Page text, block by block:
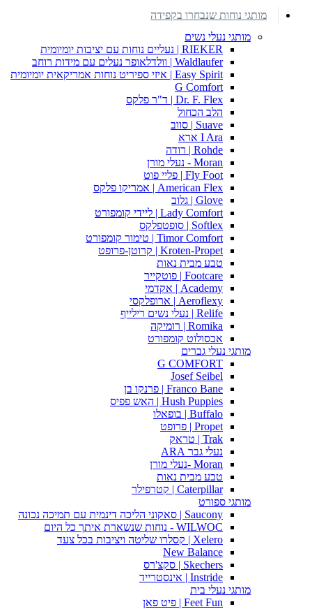
מותגי נוחות שנבחרו בקפידה
מותגי נעלי נשים
RIEKER | נעליים נוחות עם יציבות יומיומית
Waldlaufer | וולדלאופר נעלים עם מידות רוחב
Easy Spirit | איזי ספיריט נוחות אמריקאית יומיומית
G Comfort
Dr. F. Flex | ד"ר פלקס
הלב הכחול
Suave | סווב
I Ara ארא
Rohde | רודה
Moran - נעלי מורן
Fly Foot | פליי פוט
American Flex | אמריקו פלקס
Glove | גלוב
Lady Comfort | ליידי קומפורט
Softlex | סופטפלקס
Timor Comfort | טימור קומפורט
Kroten-Propet | קרוטן-פרופט
טבע מבית נאות
Footcare | פוטקייר
Academy | אקדמי
Aeroflexy | ארופלקסי
Relife | נעלי נשים רילייף
Romika | רומיקה
אבסולוט קומפורט
מותגי נעלי גברים
G COMFORT
Josef Seibel
Franco Bane | פרנקו בן
Hush Puppies | האש פפיס
Buffalo | בופאלו
Propet | פרופט
Trak | טראק
נעלי גבר ARA
Moran -נעלי מורן
טבע מבית נאות
Caterpillar | קטרפילר
מותגי ספורט
Saucony | סאקוני הליכה דינמית עם תמיכה נכונה
WILWOC - נוחות שנשארת איתך כל היום
Xelero | קסלרו שליטה ויציבות בכל צעד
New Balance
Skechers | סקצ'רס
Instride | אינסטרייד
מותגי נעלי בית
Feet Fun | פיט פאן